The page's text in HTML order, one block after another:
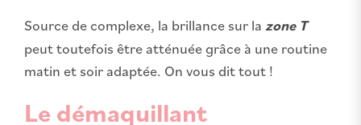
Source de complexe, la brillance sur la zone T
peut toutefois être atténuée grâce à une routine
matin et soir adaptée. On vous dit tout !
Le démaquillant